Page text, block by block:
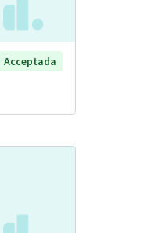
Acceptada